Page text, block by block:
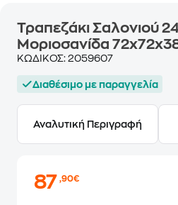
Τραπεζάκι Σαλονιού
Μοριοσανίδα
ΚΩΔΙΚΟΣ: 2059607
Διαθέσιμο με παραγγελία
Αναλυτική Περιγραφή
87,90€